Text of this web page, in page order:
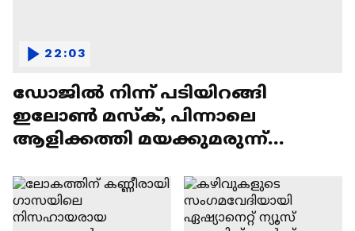
ഡോജിൽ നിന്ന് പടിയിറങ്ങി
ഇലോൺ മസ്ക്, പിന്നാലെ
ആളിക്കത്തി മയക്കുമരുന്ന്
22:03